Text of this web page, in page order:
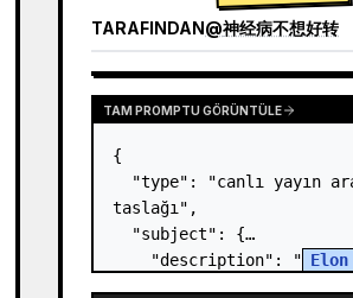
TARAFINDAN@神经病不想好转
TAM PROMPTU GÖRÜNTÜLE
{
"type": "canlı yayın
taslağı",
  "subject": {
    "description": "
Elon